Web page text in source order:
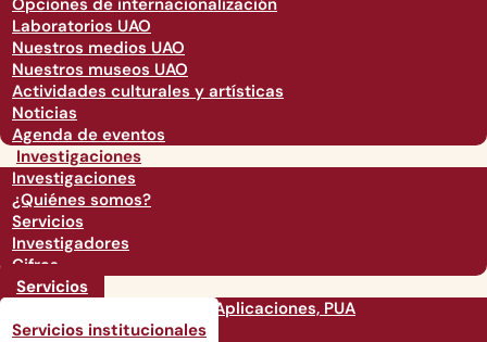
Opciones de internacionalización
Laboratorios UAO
Nuestros medios UAO
Nuestros museos UAO
Actividades culturales y artísticas
Noticias
Agenda de eventos
Investigaciones
Investigaciones
¿Quiénes somos?
Servicios
Investigadores
Cifras
Servicios
Acceso a Portal Único de Aplicaciones, PUA
Servicios institucionales